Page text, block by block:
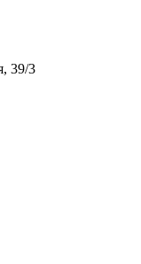
39/3